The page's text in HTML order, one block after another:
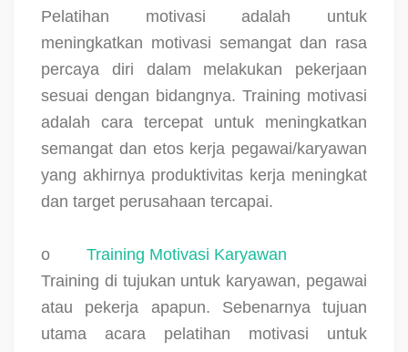
Pelatihan motivasi adalah untuk
meningkatkan motivasi semangat dan rasa
percaya diri dalam melakukan pekerjaan
sesuai dengan bidangnya. Training motivasi
adalah cara tercepat untuk meningkatkan
semangat dan etos kerja pegawai/karyawan
yang akhirnya produktivitas kerja meningkat
dan target perusahaan tercapai.
o
Training Motivasi Karyawan
Training di tujukan untuk karyawan, pegawai
atau pekerja apapun. Sebenarnya tujuan
utama acara pelatihan motivasi untuk